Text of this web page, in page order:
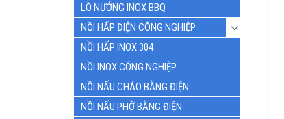
LÒ NƯỚNG INOX BBQ
NỒI HẤP ĐIỆN CÔNG NGHIỆP
NỒI HẤP INOX 304
NỒI INOX CÔNG NGHIỆP
NỒI NẤU CHÁO BẰNG ĐIỆN
NỒI NẤU PHỞ BẰNG ĐIỆN